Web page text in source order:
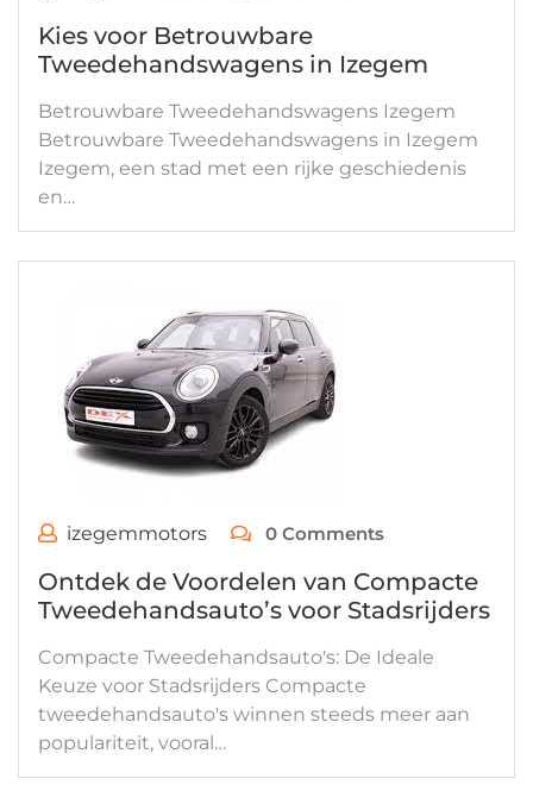
Kies voor Betrouwbare
Tweedehandswagens in Izegem
Betrouwbare Tweedehandswagens Izegem
Betrouwbare Tweedehandswagens in Izegem
Izegem, een stad met een rijke geschiedenis
en…
izegemmotors 0 Comments
Ontdek de Voordelen van Compacte
Tweedehandsauto’s voor Stadsrijders
Compacte Tweedehandsauto's: De Ideale
Keuze voor Stadsrijders Compacte
tweedehandsauto's winnen steeds meer aan
populariteit, vooral…